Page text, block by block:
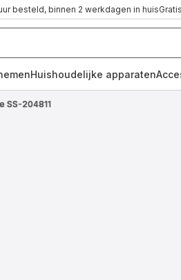
besteld, binnen 2 werkdagen in huis
Huishoudelijke apparaten
SS-204811